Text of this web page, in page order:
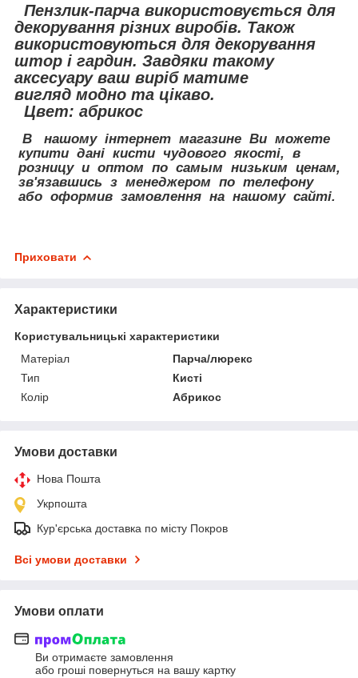
Пензлик-парча використовується для
декорування різних виробів. Також
використовуються для декорування
штор і гардин. Завдяки такому
аксесуару ваш виріб матиме
вигляд модно та цікаво.
Цвет: абрикос
В нашому інтернет магазине Ви можете
купити дані кисти чудового якості, в
розницу и оптом по самым низьким ценам,
зв'язавшись з менеджером по телефону
або оформив замовлення на нашому сайті.
Приховати
Характеристики
Користувальницькі характеристики
Матеріал
Парча/люрекс
Тип
Кисті
Колір
Абрикос
Умови доставки
Нова Пошта
Укрпошта
Кур'єрська доставка по місту Покров
Всі умови доставки
Умови оплати
Ви отримаєте замовлення
або гроші повернуться на вашу картку